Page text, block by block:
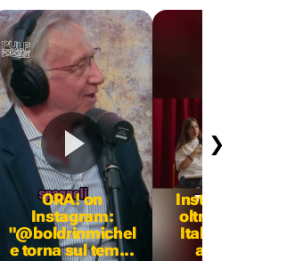
ORA! on
Instagram:
"@boldrinmichel
e torna sul tem...
Instagram: "Da
oltre 50 anni in
Italia nessuno
affronta...
❯